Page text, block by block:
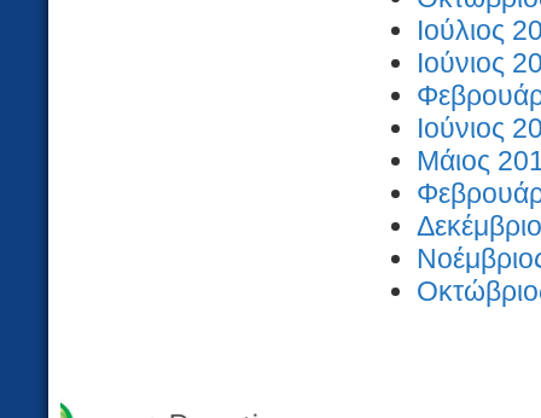
Ιούλιος
Ιούνιος
Ιούνιος
Μάιος